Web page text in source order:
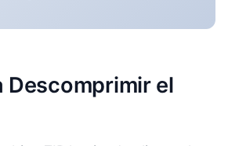
Descomprimir el